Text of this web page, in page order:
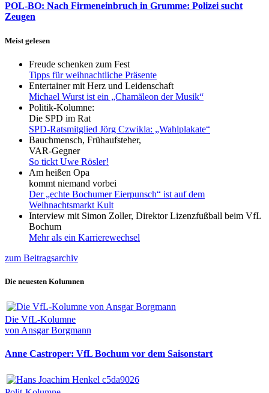
POL-BO: Nach Firmeneinbruch in Grumme: Polizei sucht
Zeugen
Meist gelesen
Freude schenken zum Fest
Tipps für weihnachtliche Präsente
Entertainer mit Herz und Leidenschaft
Michael Wurst ist ein „Chamäleon der Musik“
Politik-Kolumne:
Die SPD im Rat
SPD-Ratsmitglied Jörg Czwikla: „Wahlplakate“
Bauchmensch, Frühaufsteher,
VAR-Gegner
So tickt Uwe Rösler!
Am heißen Opa
kommt niemand vorbei
Der „echte Bochumer Eierpunsch“ ist auf dem
Weihnachtsmarkt Kult
Interview mit Simon Zoller, Direktor Lizenzfußball beim VfL
Bochum
Mehr als ein Karrierewechsel
zum Beitragsarchiv
Die neuesten Kolumnen
Die VfL-Kolumne
von Ansgar Borgmann
Anne Castroper: VfL Bochum vor dem Saisonstart